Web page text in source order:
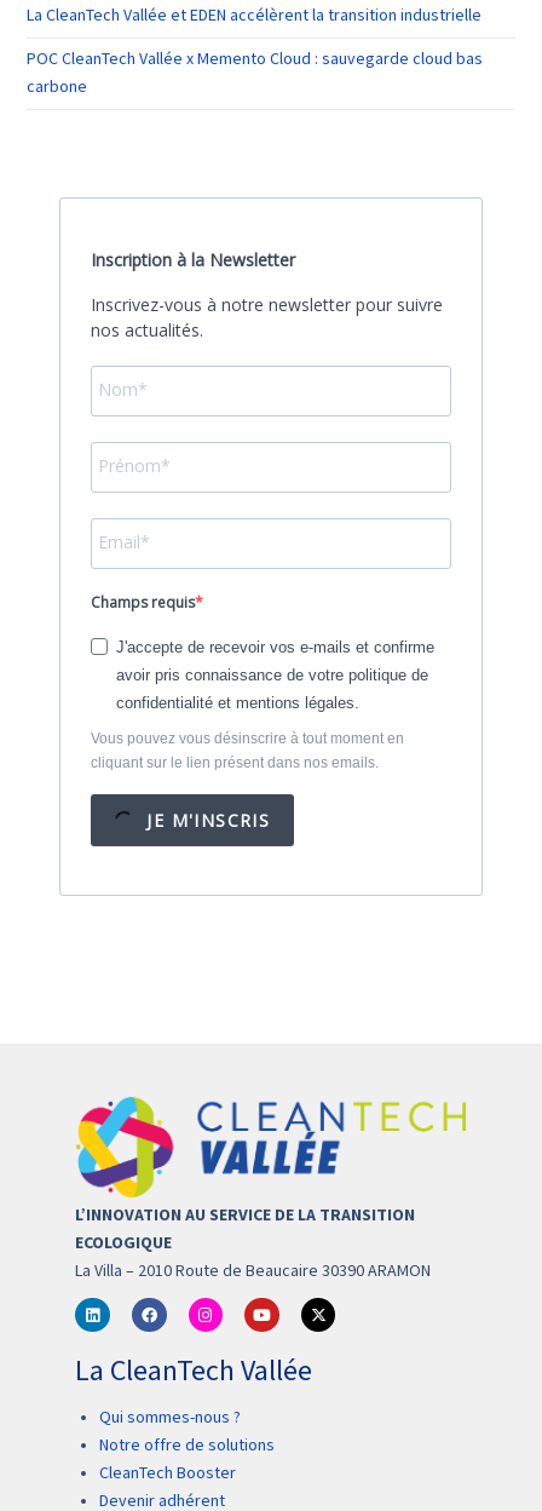
La CleanTech Vallée et EDEN accélèrent la transition industrielle
POC CleanTech Vallée x Memento Cloud : sauvegarde cloud bas
carbone
Inscription à la Newsletter
Inscrivez-vous à notre newsletter pour suivre
nos actualités.
Champs requis
J'accepte de recevoir vos e-mails et confirme
avoir pris connaissance de votre politique de
confidentialité et mentions légales.
Vous pouvez vous désinscrire à tout moment en
cliquant sur le lien présent dans nos emails.
JE M'INSCRIS
L’INNOVATION AU SERVICE DE LA TRANSITION
ECOLOGIQUE
La Villa – 2010 Route de Beaucaire 30390 ARAMON
La CleanTech Vallée
Qui sommes-nous ?
Notre offre de solutions
CleanTech Booster
Devenir adhérent